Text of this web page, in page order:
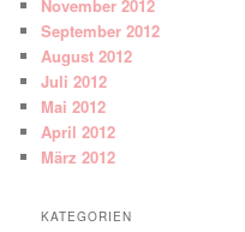
November 2012
September 2012
August 2012
Juli 2012
Mai 2012
April 2012
März 2012
KATEGORIEN